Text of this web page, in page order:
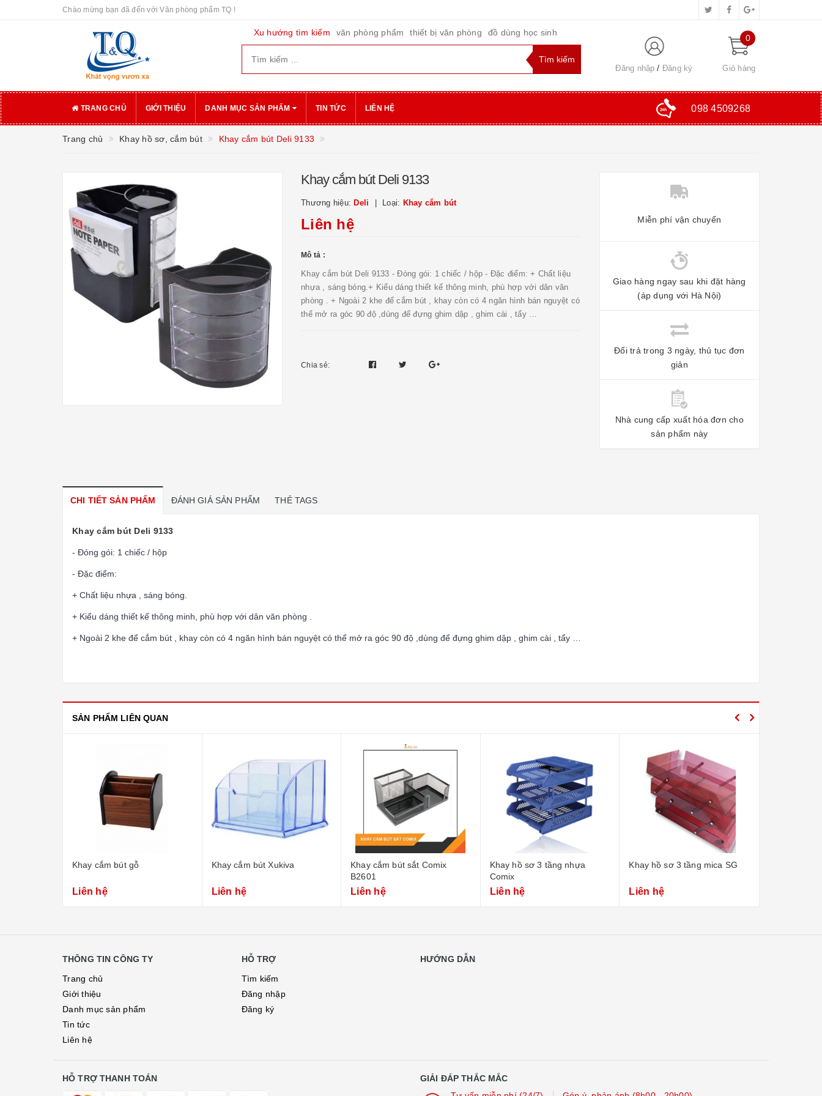
Chào mừng bạn đã đến với Văn phòng phẩm TQ !
Xu hướng tìm kiếm văn phòng phẩm thiết bị văn phòng đồ dùng học sinh
Đăng nhập Đăng ký
0
Giỏ hàng
TRANG CHỦ GIỚI THIỆU DANH MỤC SẢN PHẨM TIN TỨC LIÊN HỆ 098 4509268
Trang chủ Khay hồ sơ, cắm bút Khay cắm bút Deli 9133
Khay cắm bút Deli 9133
Thương hiệu: Deli Loại: Khay cắm bút
Liên hệ
Mô tả :
Khay cắm bút Deli 9133 - Đóng gói: 1 chiếc / hộp - Đặc điểm: + Chất liệu
nhựa , sáng bóng. ​+ Kiểu dáng thiết kế thông minh, phù hợp với dân văn
phòng . + Ngoài 2 khe để cắm bút , khay còn có 4 ngăn hình bán nguyệt có
thể mở ra góc 90 độ ,dùng để đựng ghim dập , ghim cài , tẩy …
Chia sẻ:
Miễn phí vận chuyển
Giao hàng ngay sau khi đặt hàng
(áp dụng với Hà Nội)
Đổi trả trong 3 ngày, thủ tục đơn
giản
Nhà cung cấp xuất hóa đơn cho
sản phẩm này
CHI TIẾT SẢN PHẨM ĐÁNH GIÁ SẢN PHẨM THẺ TAGS
Khay cắm bút Deli 9133
- Đóng gói: 1 chiếc / hộp
- Đặc điểm:
+ Chất liệu nhựa , sáng bóng.
+ Kiểu dáng thiết kế thông minh, phù hợp với dân văn phòng .
+ Ngoài 2 khe để cắm bút , khay còn có 4 ngăn hình bán nguyệt có thể mở ra góc 90 độ ,dùng để đựng ghim dập , ghim cài , tẩy …
SẢN PHẨM LIÊN QUAN
Khay cắm bút gỗ
Liên hệ
Khay cắm bút Xukiva
Liên hệ
Khay cắm bút sắt Comix
B2601
Liên hệ
Khay hồ sơ 3 tầng nhựa
Comix
Liên hệ
Khay hồ sơ 3 tầng mica SG
Liên hệ
THÔNG TIN CÔNG TY
Trang chủ
Giới thiệu
Danh mục sản phẩm
Tin tức
Liên hệ
HỖ TRỢ
Tìm kiếm
Đăng nhập
Đăng ký
HƯỚNG DẪN
HỖ TRỢ THANH TOÁN
GIẢI ĐÁP THẮC MẮC